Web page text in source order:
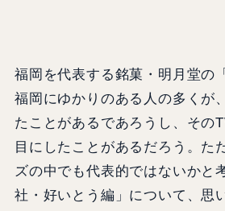
福岡を代表する銘菓・明月堂の
福岡にゆかりのある人の多くが
たことがあるであろうし、その
目にしたことがあるだろう。た
ズの中でも代表的ではないかと
社・好いとう編」について、思